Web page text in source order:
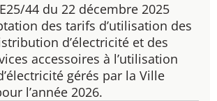
44 du 22 décembre 2025
des tarifs d’utilisation des
d’électricité et des
accessoires à l’utilisation
gérés par la Ville
l’année 2026.